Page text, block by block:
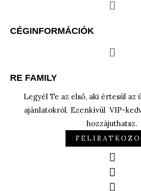
CÉGINFORMÁCIÓK
Menu
RE FAMILY
Legyél Te az első, aki értesül az
ajánlatokról. Ezenkívül VIP-
hozzájuthatsz.